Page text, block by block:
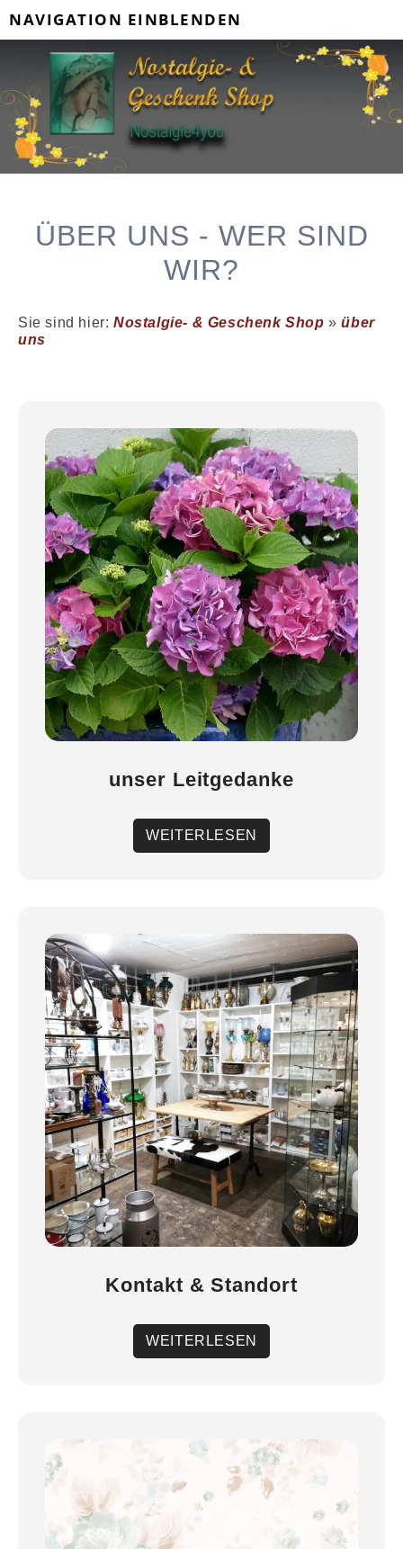
NAVIGATION EINBLENDEN
ÜBER UNS - WER SIND
WIR?
Sie sind hier: Nostalgie- & Geschenk Shop »über
uns
unser Leitgedanke
WEITERLESEN
Kontakt & Standort
WEITERLESEN